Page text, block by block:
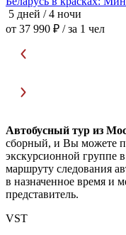
5 дней / 4 ночи
от 37 990 ₽ / за 1 чел
Автобусный тур из
сборный, и Вы можете
экскурсионной группе
маршруту следования
в назначенное время и
представитель.
VST